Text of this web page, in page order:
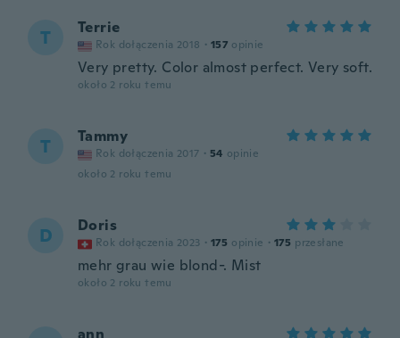
T Terrie
Rok dołączenia 2018 · 157 opinie
Very pretty. Color almost perfect. Very soft.
około 2 roku temu
T Tammy
Rok dołączenia 2017 · 54 opinie
około 2 roku temu
D Doris
Rok dołączenia 2023 · 175 opinie · 175 przesłane
mehr grau wie blond-. Mist
około 2 roku temu
ann